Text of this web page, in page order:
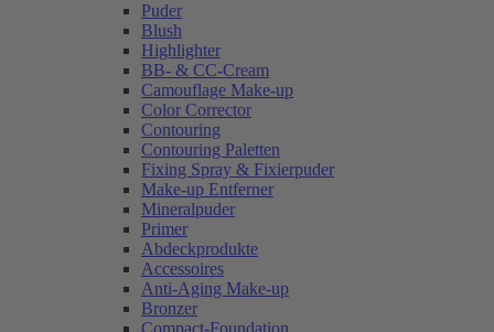
Puder
Blush
Highlighter
BB- & CC-Cream
Camouflage Make-up
Color Corrector
Contouring
Contouring Paletten
Fixing Spray & Fixierpuder
Make-up Entferner
Mineralpuder
Primer
Abdeckprodukte
Accessoires
Anti-Aging Make-up
Bronzer
Compact-Foundation